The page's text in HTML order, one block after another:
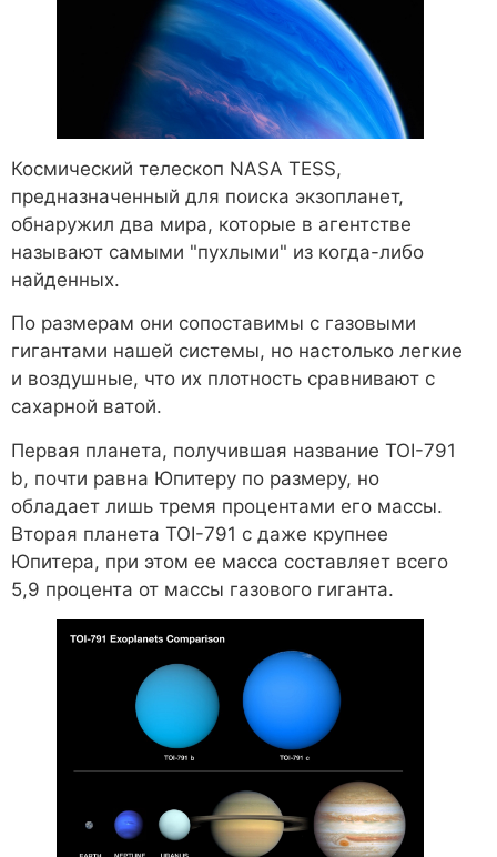
Космический телескоп NASA TESS,
предназначенный для поиска экзопланет,
обнаружил два мира, которые в агентстве
называют самыми "пухлыми" из когда-либо
найденных.
По размерам они сопоставимы с газовыми
гигантами нашей системы, но настолько легкие
и воздушные, что их плотность сравнивают с
сахарной ватой.
Первая планета, получившая название TOI-791
b, почти равна Юпитеру по размеру, но
обладает лишь тремя процентами его массы.
Вторая планета TOI-791 c даже крупнее
Юпитера, при этом ее масса составляет всего
5,9 процента от массы газового гиганта.